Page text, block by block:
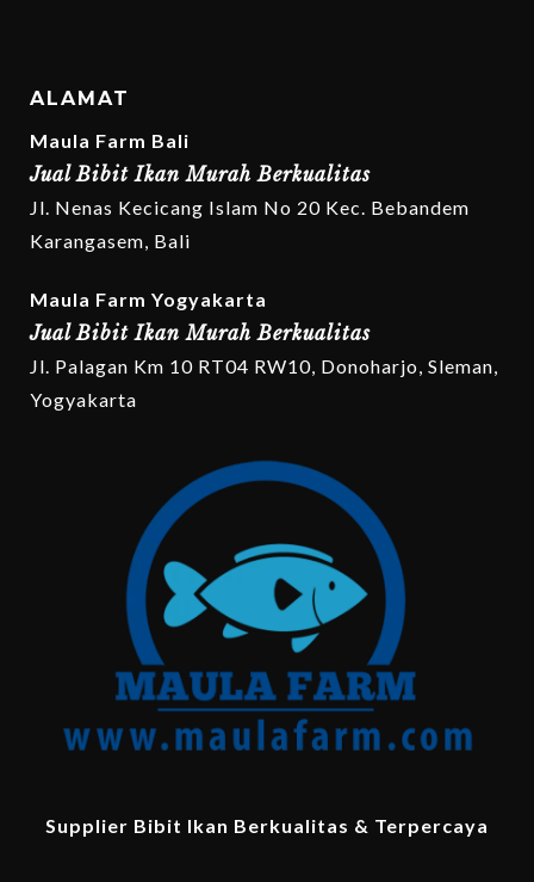
ALAMAT
Maula Farm Bali
Jual Bibit Ikan Murah Berkualitas
Jl. Nenas Kecicang Islam No 20 Kec. Bebandem
Karangasem, Bali
Maula Farm Yogyakarta
Jual Bibit Ikan Murah Berkualitas
Jl. Palagan Km 10 RT04 RW10, Donoharjo, Sleman,
Yogyakarta
Supplier Bibit Ikan Berkualitas & Terpercaya